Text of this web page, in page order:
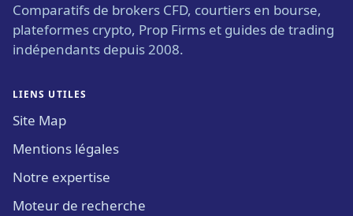
Comparatifs de brokers CFD, courtiers en bourse,
plateformes crypto, Prop Firms et guides de trading
indépendants depuis 2008.
LIENS UTILES
Site Map
Mentions légales
Notre expertise
Moteur de recherche